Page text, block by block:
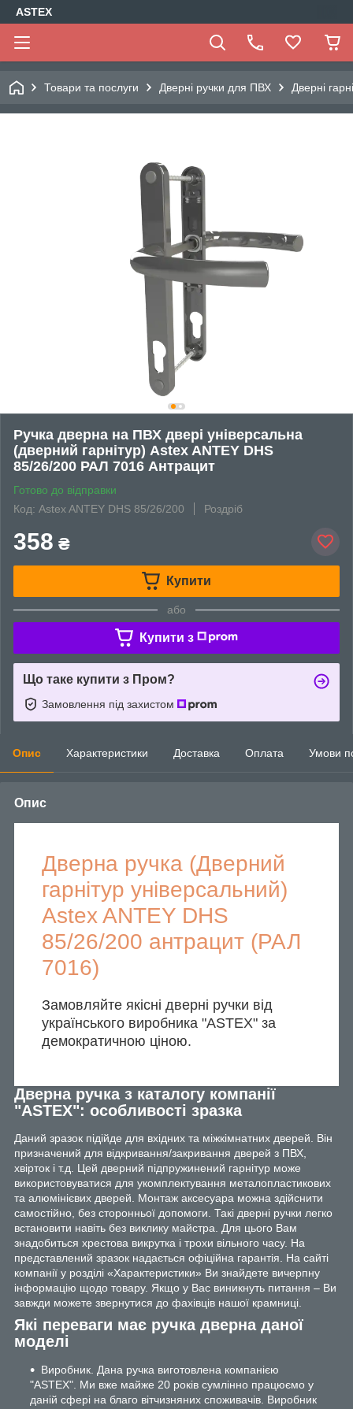
ASTEX
Товари та послуги Дверні ручки для ПВХ Дверні
Ручка дверна на ПВХ двері універсальна
(дверний гарнітур) Astex ANTEY DHS
85/26/200 РАЛ 7016 Антрацит
Готово до відправки
Код: Astex ANTEY DHS 85/26/200
Роздріб
358 ₴
Купити
або
Купити з
Що таке купити з Пром?
Замовлення під захистом
Опис Характеристики Доставка Оплата Умови
Опис
Дверна ручка (Дверний
гарнітур універсальний)
Astex ANTEY DHS
85/26/200 антрацит (РАЛ
7016)
Замовляйте якісні дверні ручки від
українського виробника "ASTEX" за
демократичною ціною.
Дверна ручка з каталогу компанії
"ASTEX": особливості зразка
Даний зразок підійде для вхідних та міжкімнатних дверей. Він
призначений для відкривання/закривання дверей з ПВХ,
хвірток і т.д. Цей дверний підпружинений гарнітур може
використовуватися для укомплектування металопластикових
та алюмінієвих дверей. Монтаж аксесуара можна здійснити
самостійно, без сторонньої допомоги. Такі дверні ручки легко
встановити навіть без виклику майстра. Для цього Вам
знадобиться хрестова викрутка і трохи вільного часу. На
представлений зразок надається офіційна гарантія. На сайті
компанії у розділі «Характеристики» Ви знайдете вичерпну
інформацію щодо товару. Якщо у Вас виникнуть питання – Ви
завжди можете звернутися до фахівців нашої крамниці.
Які переваги має ручка дверна даної
моделі
Виробник. Дана ручка виготовлена компанією
"ASTEX". Ми вже майже 20 років сумлінно працюємо у
даній сфері на благо вітчизняних споживачів. Виробник